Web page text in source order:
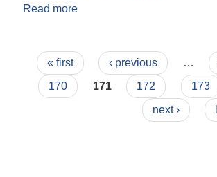
Read more
Pages
« first ‹ previous …
170
171 172 173
next ›